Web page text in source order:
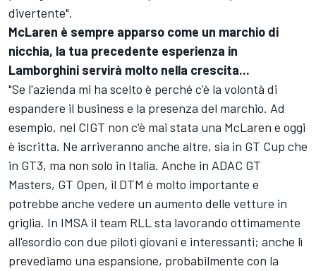
divertente".
McLaren è sempre apparso come un marchio di
nicchia, la tua precedente esperienza in
Lamborghini servirà molto nella crescita...
"Se l'azienda mi ha scelto è perché c'è la volontà di
espandere il business e la presenza del marchio. Ad
esempio, nel CIGT non c'è mai stata una McLaren e oggi
è iscritta. Ne arriveranno anche altre, sia in GT Cup che
in GT3, ma non solo in Italia. Anche in ADAC GT
Masters, GT Open, il DTM è molto importante e
potrebbe anche vedere un aumento delle vetture in
griglia. In IMSA il team RLL sta lavorando ottimamente
all'esordio con due piloti giovani e interessanti; anche lì
prevediamo una espansione, probabilmente con la